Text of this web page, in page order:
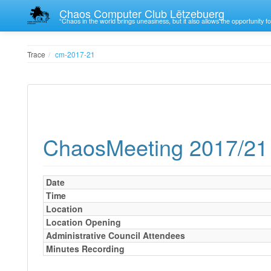
Chaos Computer Club Lëtzebuerg
“Chaos in the world brings uneasiness, but it also allows the opportunity
Trace cm-2017-21
ChaosMeeting 2017/
Date
Time
Location
Location Opening
Administrative Council Attendees
Minutes Recording